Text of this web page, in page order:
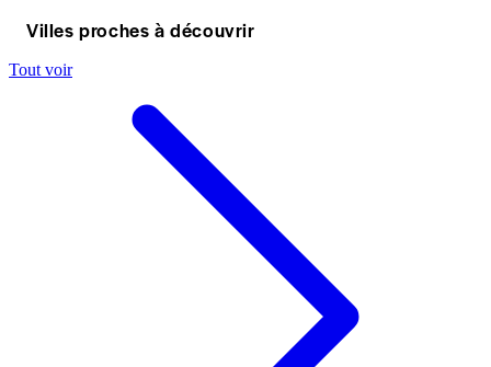
Villes proches à découvrir
Tout voir